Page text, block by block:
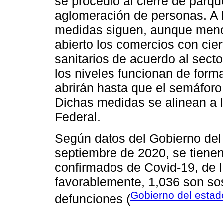
aglomeración de personas.
medidas siguen, aunque
abierto los comercios con
sanitarios de acuerdo al
los niveles funcionan de
abrirán hasta que el
Dichas medidas se alinean a
Federal.
Según datos del Gobierno
septiembre de 2020, se
confirmados de Covid-19, de
favorablemente, 1,036 son
defunciones (Gobierno del